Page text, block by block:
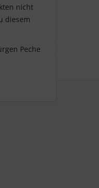
nicht
diesem
Peche